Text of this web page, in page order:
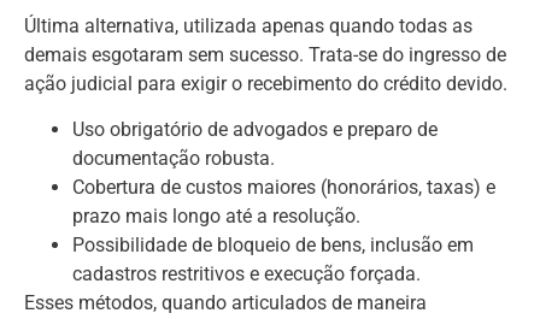
Última alternativa, utilizada apenas quando todas as
demais esgotaram sem sucesso. Trata-se do ingresso de
ação judicial para exigir o recebimento do crédito devido.
Uso obrigatório de advogados e preparo de
documentação robusta.
Cobertura de custos maiores (honorários, taxas) e
prazo mais longo até a resolução.
Possibilidade de bloqueio de bens, inclusão em
cadastros restritivos e execução forçada.
Esses métodos, quando articulados de maneira